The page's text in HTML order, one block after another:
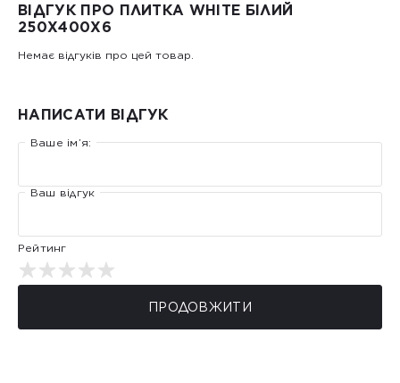
ВІДГУК ПРО ПЛИТКА WHITE БІЛИЙ
250Х400Х6
Немає відгуків про цей товар.
НАПИСАТИ ВІДГУК
Ваше ім’я:
Ваш відгук
Рейтинг
ПРОДОВЖИТИ